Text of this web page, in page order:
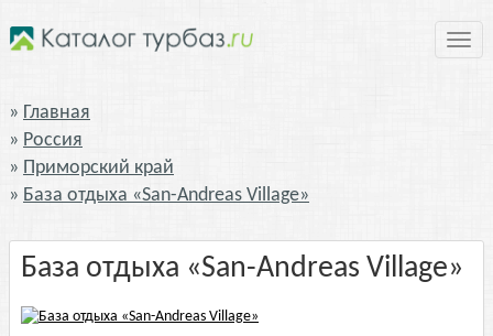
Главная
Россия
Приморский край
База отдыха «San-Andreas Village»
База отдыха «San-Andreas Village»